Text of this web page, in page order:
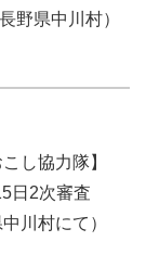
野県中川村）
し協力隊】
日2次審査
川村にて）